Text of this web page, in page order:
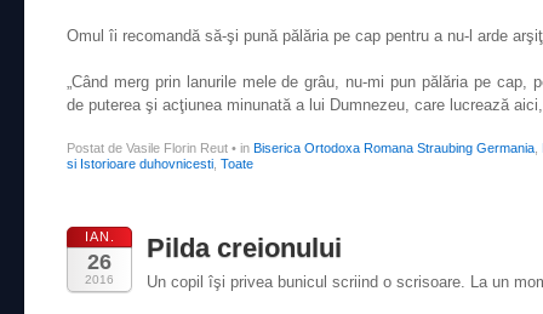
Omul îi recomandă să-şi pună pălăria pe cap pentru a nu-l arde
„Când merg prin lanurile mele de grâu, nu-mi pun pălăria pe cap,
de puterea şi acţiunea minunată a lui Dumnezeu, care lucrează
Postat de Vasile Florin Reut • in Biserica Ortodoxa Romana Straubing Germania
si Istorioare duhovnicesti Toate
IAN.
26
2016
Pilda creionului
Un copil îşi privea bunicul scriind o scrisoare. La un